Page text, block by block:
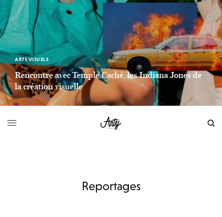
ARTS VISUELS
Rencontre avec Temple Caché, les Indiana Jones de
la création visuelle
Reportages